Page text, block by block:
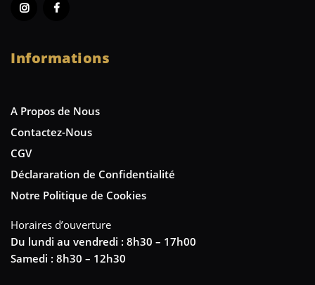
Informations
A Propos de Nous
Contactez-Nous
CGV
Déclararation de Confidentialité
Notre Politique de Cookies
Horaires d’ouverture
Du lundi au vendredi : 8h30 – 17h00
Samedi : 8h30 – 12h30